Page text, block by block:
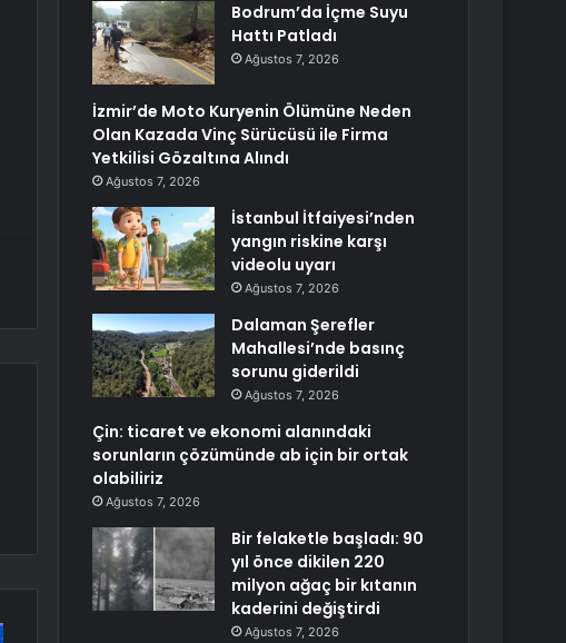
Bodrum’da İçme Suyu
Hattı Patladı
Ağustos 7, 2026
İzmir’de Moto Kuryenin Ölümüne Neden
Olan Kazada Vinç Sürücüsü ile Firma
Yetkilisi Gözaltına Alındı
Ağustos 7, 2026
İstanbul İtfaiyesi’nden
yangın riskine karşı
videolu uyarı
Ağustos 7, 2026
Dalaman Şerefler
Mahallesi’nde basınç
sorunu giderildi
Ağustos 7, 2026
Çin: ticaret ve ekonomi alanındaki
sorunların çözümünde ab için bir ortak
olabiliriz
Ağustos 7, 2026
Bir felaketle başladı: 90
yıl önce dikilen 220
milyon ağaç bir kıtanın
kaderini değiştirdi
Ağustos 7, 2026